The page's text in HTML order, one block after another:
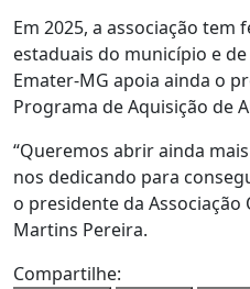
Em 2025, a associação tem
estaduais do município e
Emater-MG apoia ainda o
Programa de Aquisição de
“Queremos abrir ainda
nos dedicando para
o presidente da
Martins Pereira.
Compartilhe: